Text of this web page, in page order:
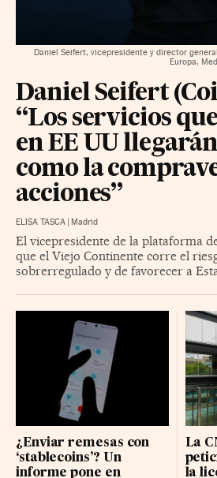
Daniel Seifert, vicepresidente y director
Europa,
Daniel Seifert
“Los servicios
en EE UU
como la
acciones”
ELISA TASCA Madrid
El vicepresidente de la plataforma
que el Viejo Continente corre el
sobrerregulado y de favorecer a
¿Enviar remesas con
‘stablecoins’? Un
informe pone en
La
la